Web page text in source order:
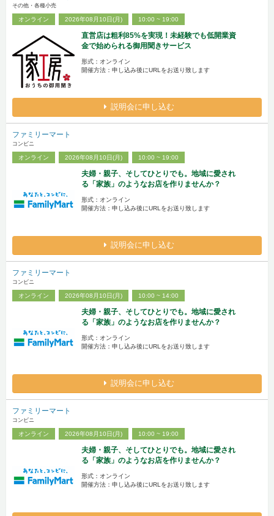
その他・各種小売
オンライン 2026年08月10日(月) 10:00 ~ 19:00
直営店は粗利85%を実現！未経験でも低開業資
金で始められる御用聞きサービス
形式：オンライン
開催方法：申し込み後にURLをお送り致します
説明会に申し込む
ファミリーマート
コンビニ
オンライン 2026年08月10日(月) 10:00 ~ 19:00
夫婦・親子、そしてひとりでも。地域に愛され
る「家族」のようなお店を作りませんか？
形式：オンライン
開催方法：申し込み後にURLをお送り致します
説明会に申し込む
ファミリーマート
コンビニ
オンライン 2026年08月10日(月) 10:00 ~ 14:00
夫婦・親子、そしてひとりでも。地域に愛され
る「家族」のようなお店を作りませんか？
形式：オンライン
開催方法：申し込み後にURLをお送り致します
説明会に申し込む
ファミリーマート
コンビニ
オンライン 2026年08月10日(月) 10:00 ~ 19:00
夫婦・親子、そしてひとりでも。地域に愛され
る「家族」のようなお店を作りませんか？
形式：オンライン
開催方法：申し込み後にURLをお送り致します